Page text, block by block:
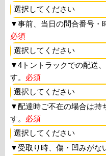
▼事前、当日の問合番号・
必須
▼4トントラックでの配送
す。 必須
▼配達時ご不在の場合は持
す。 必須
▼ 受取り時、傷・凹みがな